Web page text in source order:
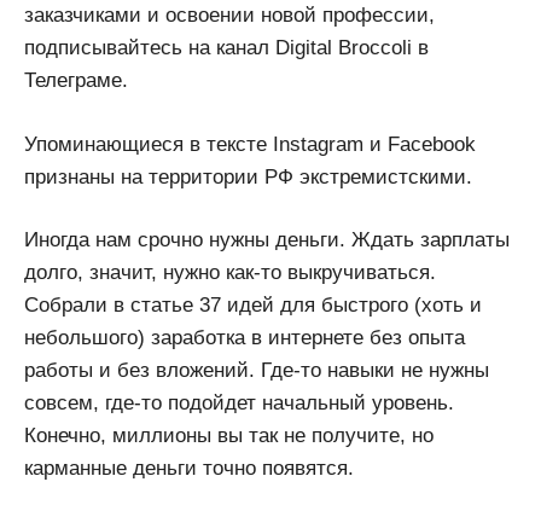
заказчиками и освоении новой профессии,
подписывайтесь на канал Digital Broccoli в
Телеграме.
Упоминающиеся в тексте Instagram и Facebook
признаны на территории РФ экстремистскими.
Иногда нам срочно нужны деньги. Ждать зарплаты
долго, значит, нужно как-то выкручиваться.
Собрали в статье 37 идей для быстрого (хоть и
небольшого) заработка в интернете без опыта
работы и без вложений. Где-то навыки не нужны
совсем, где-то подойдет начальный уровень.
Конечно, миллионы вы так не получите, но
карманные деньги точно появятся.